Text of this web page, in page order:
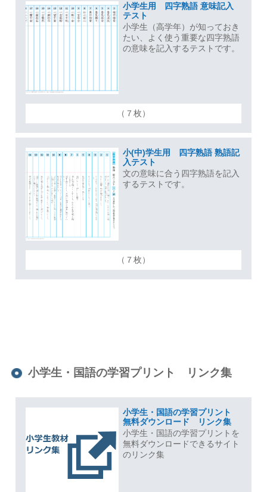
小学生用 四字熟語 意味記入
テスト
小学生（高学年）が知っておき
たい、よく使う重要な四字熟語
の意味を記入するテストです。
（７枚）
小(中)学生用 四字熟語 熟語記
入テスト
文の意味に合う四字熟語を記入
するテストです。
（７枚）
小学生・国語の学習プリント リンク集
小学生・国語の学習プリント
無料ダウンロード リンク集
小学生・国語の学習プリントを
無料ダウンロードできるサイト
のリンク集